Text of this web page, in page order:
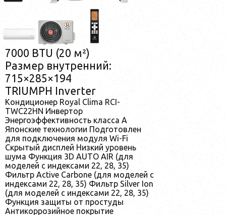
7000 BTU (20 м²)
Размер внутренний:
715×285×194
TRIUMPH Inverter
Кондиционер Royal Clima RCI-
TWC22HN Инвертор
Энергоэффективность класса А
Японские технологии Подготовлен
для подключения модуля Wi-Fi
Скрытый дисплей Низкий уровень
шума Функция 3D AUTO AIR (для
моделей с индексами 22, 28, 35)
Фильтр Active Carbone (для моделей с
индексами 22, 28, 35) Фильтр Silver Ion
(для моделей с индексами 22, 28, 35)
Функция защиты от простуды
Антикоррозийное покрытие